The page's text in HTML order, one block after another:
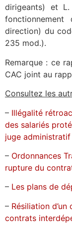
dirigeants) et
fonctionnement
direction) du
235 mod.).
Remarque : ce
CAC joint au
Consultez les
– Illégalité
des salariés
juge administratif
– Ordonnances
rupture du
– Les plans de
– Résiliation
contrats